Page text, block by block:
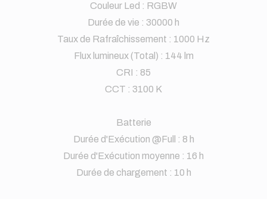
Couleur Led : RGBW
Durée de vie : 30000 h
Taux de Rafraîchissement : 1000 Hz
Flux lumineux (Total) : 144 lm
CRI : 85
CCT : 3100 K
Batterie
Durée d'Exécution @Full : 8 h
Durée d'Exécution moyenne : 16 h
Durée de chargement : 10 h